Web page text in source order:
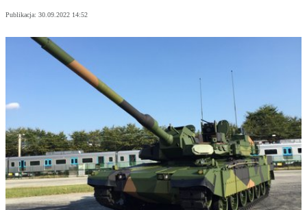
Publikacja: 30.09.2022 14:52